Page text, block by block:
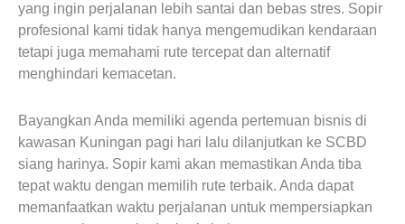
yang ingin perjalanan lebih santai dan bebas stres. Sopir
profesional kami tidak hanya mengemudikan kendaraan
tetapi juga memahami rute tercepat dan alternatif
menghindari kemacetan.
Bayangkan Anda memiliki agenda pertemuan bisnis di
kawasan Kuningan pagi hari lalu dilanjutkan ke SCBD
siang harinya. Sopir kami akan memastikan Anda tiba
tepat waktu dengan memilih rute terbaik. Anda dapat
memanfaatkan waktu perjalanan untuk mempersiapkan